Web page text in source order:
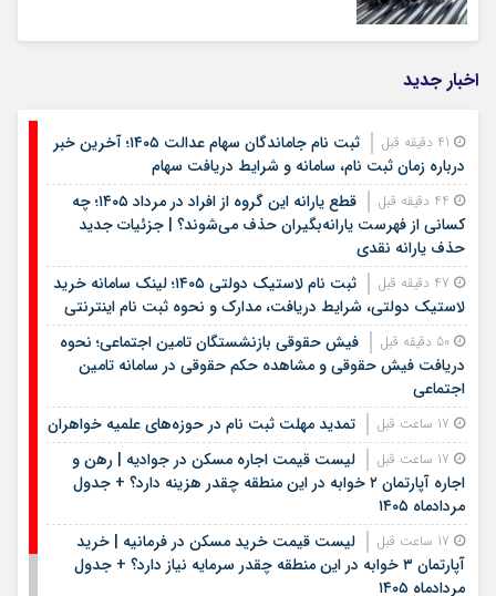
اخبار جدید
ثبت نام جاماندگان سهام عدالت ۱۴۰۵؛ آخرین خبر
درباره زمان ثبت نام، سامانه و شرایط دریافت سهام
قطع یارانه این گروه از افراد در مرداد ۱۴۰۵؛ چه
کسانی از فهرست یارانه‌بگیران حذف می‌شوند؟ | جزئیات جدید
حذف یارانه نقدی
ثبت نام لاستیک دولتی ۱۴۰۵؛ لینک سامانه خرید
لاستیک دولتی، شرایط دریافت، مدارک و نحوه ثبت نام اینترنتی
فیش حقوقی بازنشستگان تامین اجتماعی؛ نحوه
دریافت فیش حقوقی و مشاهده حکم حقوقی در سامانه تامین
اجتماعی
تمدید مهلت ثبت نام در حوزه‌های علمیه خواهران
لیست قیمت اجاره مسکن در جوادیه | رهن و
اجاره آپارتمان ۲ خوابه در این منطقه چقدر هزینه دارد؟ + جدول
مردادماه ۱۴۰۵
لیست قیمت خرید مسکن در فرمانیه | خرید
آپارتمان ۳ خوابه در این منطقه چقدر سرمایه نیاز دارد؟ + جدول
مردادماه ۱۴۰۵